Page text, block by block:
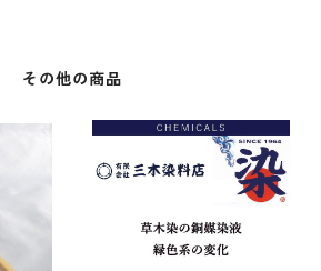
その他の商品